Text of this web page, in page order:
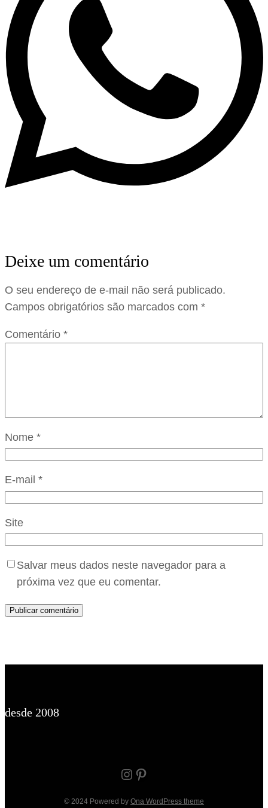
Deixe um comentário
O seu endereço de e-mail não será publicado.
Campos obrigatórios são marcados com *
Comentário *
Nome *
E-mail *
Site
Salvar meus dados neste navegador para a
próxima vez que eu comentar.
desde 2008
Instagram Pinterest
© 2024 Powered by Ona WordPress theme